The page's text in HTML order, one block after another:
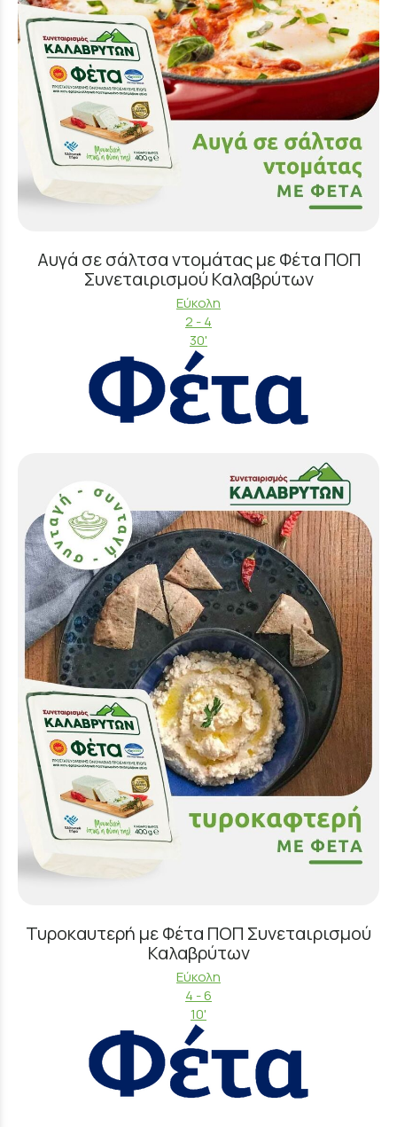
Αυγά σε σάλτσα ντομάτας με Φέτα ΠΟΠ
Συνεταιρισμού Καλαβρύτων
Εύκολη
2 - 4
30'
Τυροκαυτερή με Φέτα ΠΟΠ Συνεταιρισμού
Καλαβρύτων
Εύκολη
4 - 6
10'